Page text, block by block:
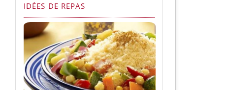
IDÉES DE REPAS